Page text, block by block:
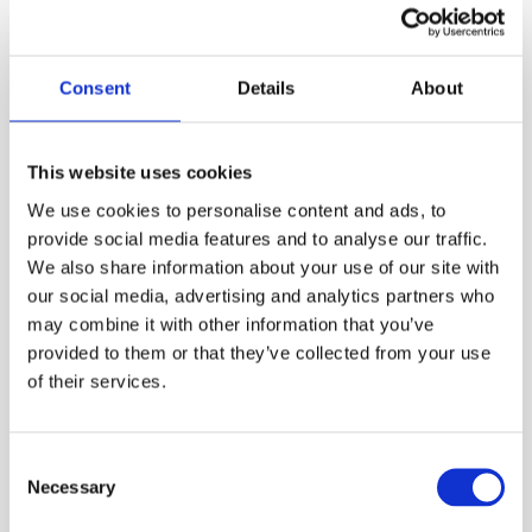
Consent Details About
This website uses cookies
We use cookies to personalise content and ads, to
provide social media features and to analyse our traffic.
We also share information about your use of our site with
our social media, advertising and analytics partners who
may combine it with other information that you’ve
provided to them or that they’ve collected from your use
of their services.
Selection
Necessary
Можно и лучше
Не понравилась